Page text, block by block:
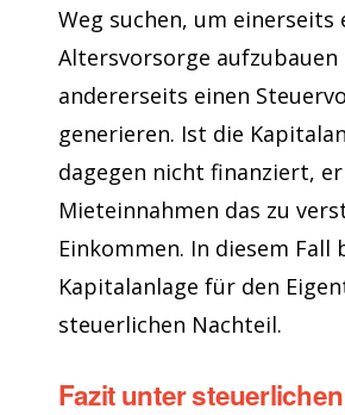
Weg suchen, um einerseits
Altersvorsorge aufzubauen
andererseits einen
generieren. Ist die
dagegen nicht finanziert,
Mieteinnahmen das zu
Einkommen. In diesem Fall
Kapitalanlage für den
steuerlichen Nachteil.
Fazit unter